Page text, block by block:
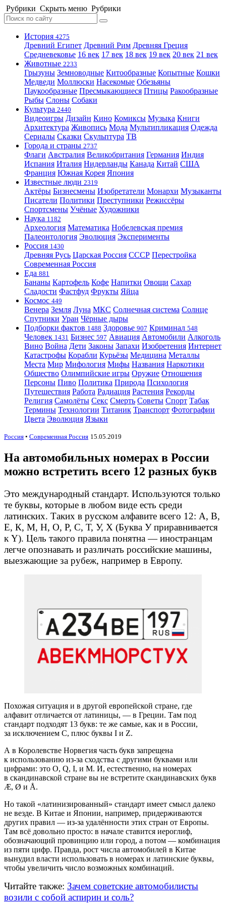
Рубрики Скрыть меню Рубрики
История 4275
Древний Египет Древний Рим Древняя Греция
Средневековье 16 век 17 век 18 век 19 век 20 век 21 век
Животные 2233
Грызуны Земноводные Китообразные Копытные Кошки
Медведи Моллюски Насекомые Обезьяны
Паукообразные Пресмыкающиеся Птицы Ракообразные
Рыбы Слоны Собаки
Культура 2440
Видеоигры Дизайн Кино Комиксы Музыка Книги
Архитектура Живопись Мода Мультипликация Одежда
Сериалы Сказки Скульптура ТВ
Города и страны 2737
Флаги Австралия Великобритания Германия Индия
Испания Италия Нидерланды Канада Китай США
Франция Южная Корея Япония
Известные люди 2319
Актёры Бизнесмены Изобретатели Монархи Музыканты
Писатели Политики Преступники Режиссёры
Спортсмены Учёные Художники
Наука 1182
Археология Математика Нобелевская премия
Палеонтология Эволюция Эксперименты
Россия 1430
Древняя Русь Царская Россия СССР Перестройка
Современная Россия
Еда 881
Бананы Картофель Кофе Напитки Овощи Сахар
Сладости Фастфуд Фрукты Яйца
Космос 449
Венера Земля Луна МКС Солнечная система Солнце
Спутники Уран Чёрные дыры
Подборки фактов 1488 Здоровье 907 Криминал 548
Человек 1431 Бизнес 597 Авиация Автомобили Алкоголь
Вино Война Дети Законы Запахи Изобретения Интернет
Катастрофы Корабли Курьёзы Медицина Металлы
Места Мир Мифология Мифы Названия Наркотики
Общество Олимпийские игры Оружие Отношения
Персоны Пиво Политика Природа Психология
Путешествия Работа Радиация Растения Рекорды
Религия Самолёты Секс Смерть Советы Спорт Табак
Термины Технологии Титаник Транспорт Фотографии
Цвета Эволюция Языки
Россия • Современная Россия 15.05.2019
На автомобильных номерах в России
можно встретить всего 12 разных букв
Это международный стандарт. Используются только
те буквы, которые в любом виде есть среди
латинских. Таких в русском алфавите всего 12: А, В,
Е, К, М, Н, О, Р, С, Т, У, Х (Буква У приравнивается
к Y). Цель такого правила понятна — иностранцам
легче опознавать и различать российские машины,
выезжающие за рубеж, например в Европу.
Похожая ситуация и в другой европейской стране, где
алфавит отличается от латиницы, — в Греции. Там под
стандарт подходят 13 букв: те же самые, как и в России,
за исключением С, плюс буквы I и Z.
А в Королевстве Норвегия часть букв запрещена
к использованию из-за сходства с другими буквами или
цифрами: это O, Q, I, и M. И, естественно, на номерах
в скандинавской стране вы не встретите скандинавских букв
Æ, Ø и Å.
Но такой «латинизированный» стандарт имеет смысл далеко
не везде. В Китае и Японии, например, придерживаются
других правил — из-за удалённости этих стран от Европы.
Там всё довольно просто: в начале ставится иероглиф,
обозначающий провинцию или город, а потом — комбинация
из пяти цифр. Правда, рост числа автомобилей в Китае
вынудил власти использовать в номерах и латинские буквы,
чтобы увеличить число возможных комбинаций.
Читайте также: Зачем советские автомобилисты
возили с собой аспирин и соль?